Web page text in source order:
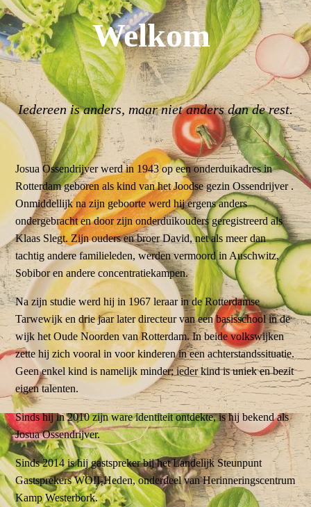
Welkom
Iedereen is anders, maar niet anders dan de rest.
Josua Ossendrijver werd in 1943 op een onderduikadres in
Rotterdam geboren als kind van het Joodse gezin Ossendrijver .
Onmiddellijk na zijn geboorte werd hij ergens anders
ondergebracht en door zijn onderduikouders geregistreerd als
Klaas Slegt. Zijn ouders en broer David, net als meer dan
tachtig andere familieleden, werden vermoord in Auschwitz,
Sobibor en andere concentratiekampen.
Na zijn studie werd hij in 1967 leraar in de Rotterdamse
Tarwewijk en drie jaar later directeur van een basisschool in de
wijk het Oude Noorden van Rotterdam. In beide volkswijken
zette hij zich vooral in voor kinderen in een achterstandssituatie.
Geen enkel kind is namelijk minder; ieder kind is uniek en bezit
eigen talenten.
Sinds hij in 2010 zijn ware identiteit ontdekte, is hij bekend als
Josua Ossendrijver.
Sinds 2014 is hij gastspreker bij het Landelijk Steunpunt
Gastsprekers WOII-Heden, onderdeel van Herinneringscentrum
Kamp Westerbork.